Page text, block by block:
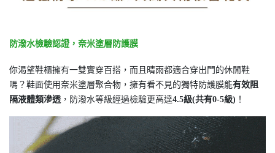
防潑水檢驗認證，奈米塗層防護膜
你渴望鞋櫃擁有一雙實穿百搭，而且晴雨都適合穿出門的休閒鞋
嗎？鞋面使用奈米塗層聚合物，擁有看不見的獨特防護膜能有效阻
隔液體類滲透 ，防潑水等級經過檢驗更高達4.5級(共有0-5級) ！